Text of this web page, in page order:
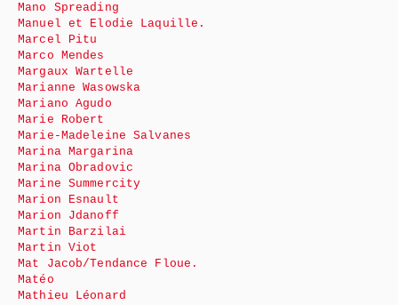
Mano Spreading
Manuel et Elodie Laquille.
Marcel Pitu
Marco Mendes
Margaux Wartelle
Marianne Wasowska
Mariano Agudo
Marie Robert
Marie-Madeleine Salvanes
Marina Margarina
Marina Obradovic
Marine Summercity
Marion Esnault
Marion Jdanoff
Martin Barzilai
Martin Viot
Mat Jacob/Tendance Floue.
Matéo
Mathieu Léonard